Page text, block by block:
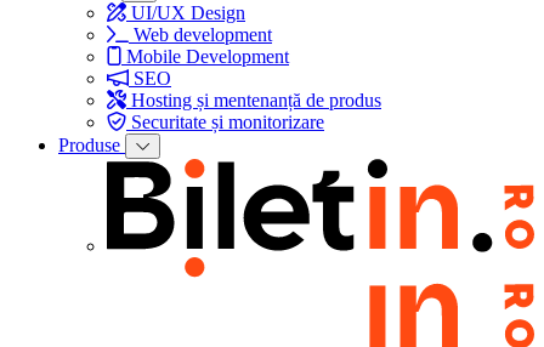
UI/UX Design
Web development
Mobile Development
SEO
Hosting și mentenanță de produs
Securitate și monitorizare
Produse